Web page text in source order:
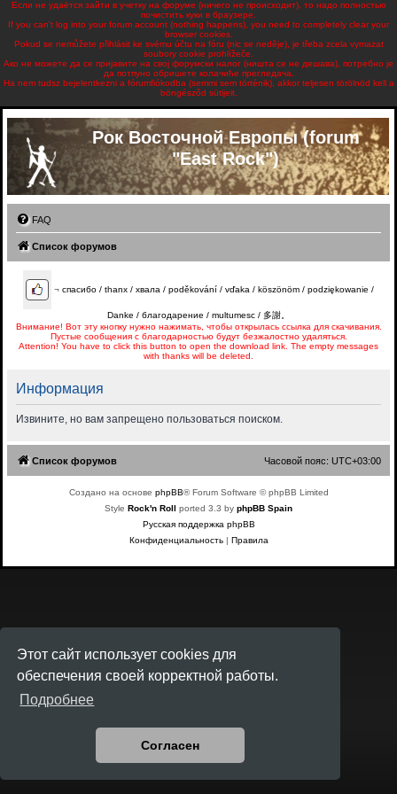
Этот сайт использует cookies для
обеспечения своей корректной работы.
Подробнее
Согласен
Если не удаётся зайти в учетку на форуме (ничего не происходит), то надо полностью
почистить куки в браузере.
If you can't log into your forum account (nothing happens), you need to completely clear your
browser cookies.
Pokud se nemůžete přihlásit ke svému účtu na fóru (nic se neděje), je třeba zcela vymazat
soubory cookie prohlížeče.
Ако не можете да се пријавите на свој форумски налог (ништа се не дешава), потребно је
да потпуно обришете колачиће прегледача.
Ha nem tudsz bejelentkezni a fórumfiókodba (semmi sem történik), akkor teljesen törölnöd kell a
böngésződ sütijeit.
Рок Восточной Европы (forum
"East Rock")
FAQ
Список форумов
¬ спасибо / thanx / хвала / poděkování / vďaka / köszönöm / podziękowanie /
Danke / благодарение / multumesc / 多謝。
Внимание! Вот эту кнопку нужно нажимать, чтобы открылась ссылка для скачивания.
Пустые сообщения с благодарностью будут безжалостно удаляться.
Attention! You have to click this button to open the download link. The empty messages
with thanks will be deleted.
Информация
Извините, но вам запрещено пользоваться поиском.
Список форумов Часовой пояс: UTC+03:00
Создано на основе phpBB® Forum Software © phpBB Limited
Style Rock'n Roll ported 3.3 by phpBB Spain
Русская поддержка phpBB
Конфиденциальность| Правила